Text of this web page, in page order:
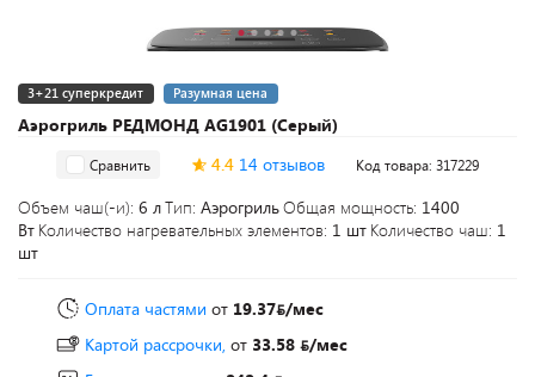
Аэрогриль РЕДМОНД AG1901 (Серый)
3+21 суперкредит Разумная цена
Сравнить 4.4 14 отзывов Код товара: 317229
Объем чаш(-и): 6 лТип: АэрогрильОбщая мощность: 1400
Вт Количество нагревательных элементов: 1 шт Количество чаш: 1
шт
Оплата частями от 19.37 /мес
Картой рассрочки, от 33.58
/мес